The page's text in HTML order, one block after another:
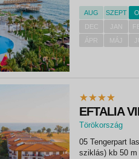
műsorok
játékok 07
AUG SZEPT
DEC
JAN
ÁPR
MÁJ
EFTALIA
Törökország
Konakli
05 Tengerpart
sziklás) kb 50